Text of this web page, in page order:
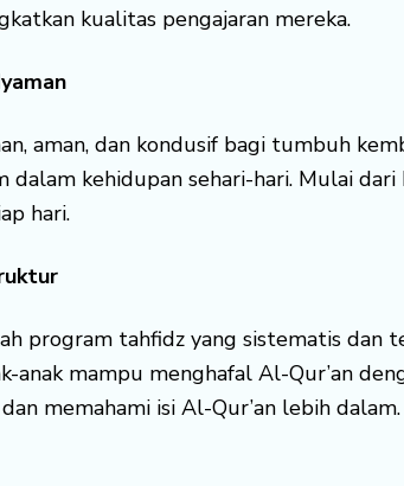
kualitas pengajaran mereka.
aman, dan kondusif bagi tumbuh
kehidupan sehari-hari. Mulai
hari.
program tahfidz yang sistematis
anak mampu menghafal Al-Qur’an
memahami isi Al-Qur’an lebih dalam.